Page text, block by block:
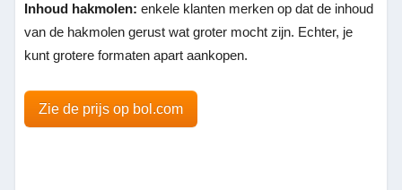
Inhoud hakmolen: enkele klanten merken op dat de inhoud
van de hakmolen gerust wat groter mocht zijn. Echter, je
kunt grotere formaten apart aankopen.
Zie de prijs op bol.com